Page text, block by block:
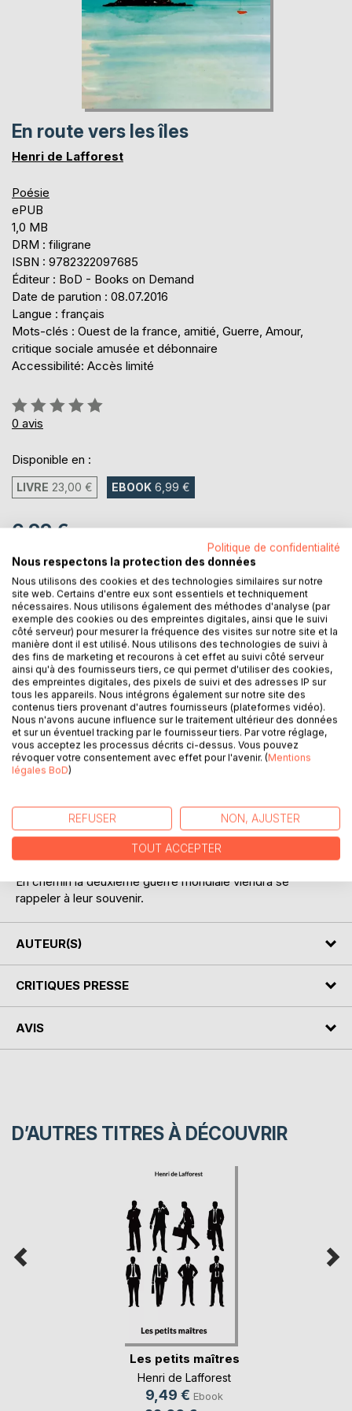
En route vers les îles
Henri de Lafforest
Poésie
ePUB
1,0 MB
DRM : filigrane
ISBN : 9782322097685
Éditeur : BoD - Books on Demand
Date de parution : 08.07.2016
Langue : français
Mots-clés : Ouest de la france, amitié, Guerre, Amour,
critique sociale amusée et débonnaire
Accessibilité: Accès limité
Évaluation:
0%
0 avis
Disponible en :
LIVRE 23,00 € EBOOK 6,99 €
6,99 €
Téléchargement disponible dès maintenant
AJOUTER AU PANIER
Ajouter à ma liste d'envies
Laisser un avis
DESCRIPTION
Des amis dans l'Ouest de la France , leurs destins, leurs
amours à la fin du vingtième siècle.
En chemin la deuxième guerre mondiale viendra se
rappeler à leur souvenir.
AUTEUR(S)
CRITIQUES PRESSE
AVIS
D’AUTRES TITRES À DÉCOUVRIR
Les petits maîtres
Henri de Lafforest
9,49 € Ebook
Politique de confidentialité
Nous respectons la protection des données
Nous utilisons des cookies et des technologies similaires sur notre
site web. Certains d'entre eux sont essentiels et techniquement
nécessaires. Nous utilisons également des méthodes d'analyse (par
exemple des cookies ou des empreintes digitales, ainsi que le suivi
côté serveur) pour mesurer la fréquence des visites sur notre site et la
manière dont il est utilisé. Nous utilisons des technologies de suivi à
des fins de marketing et recourons à cet effet au suivi côté serveur
ainsi qu'à des fournisseurs tiers, ce qui permet d'utiliser des cookies,
des empreintes digitales, des pixels de suivi et des adresses IP sur
tous les appareils. Nous intégrons également sur notre site des
contenus tiers provenant d'autres fournisseurs (plateformes vidéo).
Nous n'avons aucune influence sur le traitement ultérieur des données
et sur un éventuel tracking par le fournisseur tiers. Par votre réglage,
vous acceptez les processus décrits ci-dessus. Vous pouvez
révoquer votre consentement avec effet pour l'avenir. (Mentions
légales BoD)
REFUSER NON, AJUSTER
TOUT ACCEPTER